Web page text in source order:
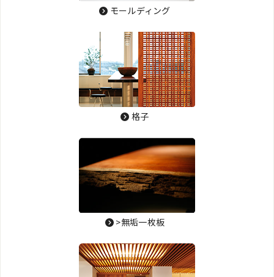
モールディング
格子
>無垢一枚板